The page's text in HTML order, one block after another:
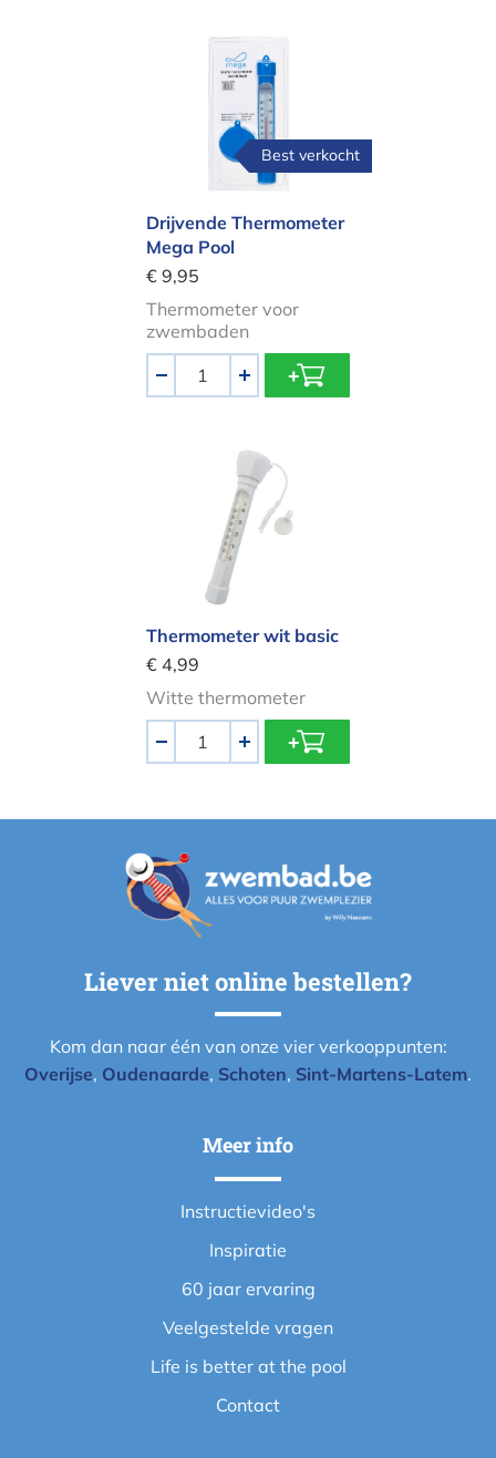
Drijvende Thermometer Mega Pool
Best verkocht
Drijvende Thermometer
Mega Pool
€ 9,95
Thermometer voor
zwembaden
+
Thermometer wit basic
Thermometer wit basic
€ 4,99
Witte thermometer
+
Liever niet online bestellen?
Kom dan naar één van onze vier verkooppunten:
Overijse, Oudenaarde, Schoten, Sint-Martens-Latem.
Meer info
Instructievideo's
Inspiratie
60 jaar ervaring
Veelgestelde vragen
Life is better at the pool
Contact